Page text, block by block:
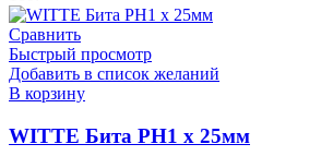
Сравнить
Быстрый просмотр
Добавить в список желаний
В корзину
WITTE Бита PH1 х 25мм